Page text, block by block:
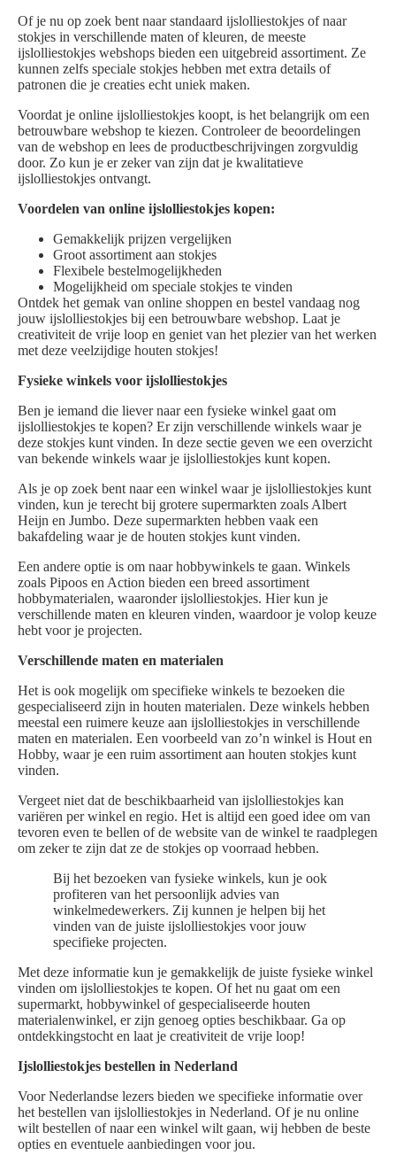
Of je nu op zoek bent naar standaard ijslolliestokjes of naar
stokjes in verschillende maten of kleuren, de meeste
ijslolliestokjes webshops bieden een uitgebreid assortiment. Ze
kunnen zelfs speciale stokjes hebben met extra details of
patronen die je creaties echt uniek maken.
Voordat je online ijslolliestokjes koopt, is het belangrijk om een
betrouwbare webshop te kiezen. Controleer de beoordelingen
van de webshop en lees de productbeschrijvingen zorgvuldig
door. Zo kun je er zeker van zijn dat je kwalitatieve
ijslolliestokjes ontvangt.
Voordelen van online ijslolliestokjes kopen:
Gemakkelijk prijzen vergelijken
Groot assortiment aan stokjes
Flexibele bestelmogelijkheden
Mogelijkheid om speciale stokjes te vinden
Ontdek het gemak van online shoppen en bestel vandaag nog
jouw ijslolliestokjes bij een betrouwbare webshop. Laat je
creativiteit de vrije loop en geniet van het plezier van het werken
met deze veelzijdige houten stokjes!
Fysieke winkels voor ijslolliestokjes
Ben je iemand die liever naar een fysieke winkel gaat om
ijslolliestokjes te kopen? Er zijn verschillende winkels waar je
deze stokjes kunt vinden. In deze sectie geven we een overzicht
van bekende winkels waar je ijslolliestokjes kunt kopen.
Als je op zoek bent naar een winkel waar je ijslolliestokjes kunt
vinden, kun je terecht bij grotere supermarkten zoals Albert
Heijn en Jumbo. Deze supermarkten hebben vaak een
bakafdeling waar je de houten stokjes kunt vinden.
Een andere optie is om naar hobbywinkels te gaan. Winkels
zoals Pipoos en Action bieden een breed assortiment
hobbymaterialen, waaronder ijslolliestokjes. Hier kun je
verschillende maten en kleuren vinden, waardoor je volop keuze
hebt voor je projecten.
Verschillende maten en materialen
Het is ook mogelijk om specifieke winkels te bezoeken die
gespecialiseerd zijn in houten materialen. Deze winkels hebben
meestal een ruimere keuze aan ijslolliestokjes in verschillende
maten en materialen. Een voorbeeld van zo’n winkel is Hout en
Hobby, waar je een ruim assortiment aan houten stokjes kunt
vinden.
Vergeet niet dat de beschikbaarheid van ijslolliestokjes kan
variëren per winkel en regio. Het is altijd een goed idee om van
tevoren even te bellen of de website van de winkel te raadplegen
om zeker te zijn dat ze de stokjes op voorraad hebben.
Bij het bezoeken van fysieke winkels, kun je ook
profiteren van het persoonlijk advies van
winkelmedewerkers. Zij kunnen je helpen bij het
vinden van de juiste ijslolliestokjes voor jouw
specifieke projecten.
Met deze informatie kun je gemakkelijk de juiste fysieke winkel
vinden om ijslolliestokjes te kopen. Of het nu gaat om een
supermarkt, hobbywinkel of gespecialiseerde houten
materialenwinkel, er zijn genoeg opties beschikbaar. Ga op
ontdekkingstocht en laat je creativiteit de vrije loop!
Ijslolliestokjes bestellen in Nederland
Voor Nederlandse lezers bieden we specifieke informatie over
het bestellen van ijslolliestokjes in Nederland. Of je nu online
wilt bestellen of naar een winkel wilt gaan, wij hebben de beste
opties en eventuele aanbiedingen voor jou.